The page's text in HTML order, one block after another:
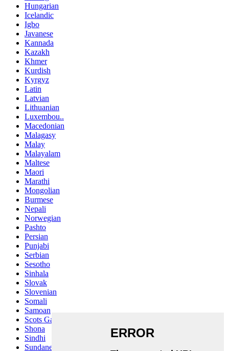
Hungarian
Icelandic
Igbo
Javanese
Kannada
Kazakh
Khmer
Kurdish
Kyrgyz
Latin
Latvian
Lithuanian
Luxembou..
Macedonian
Malagasy
Malay
Malayalam
Maltese
Maori
Marathi
Mongolian
Burmese
Nepali
Norwegian
Pashto
Persian
Punjabi
Serbian
Sesotho
Sinhala
Slovak
Slovenian
Somali
Samoan
Scots Gaelic
Shona
Sindhi
Sundanese